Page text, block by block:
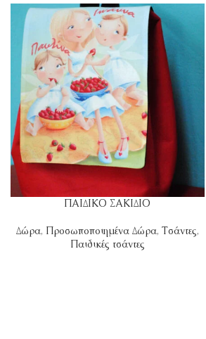
ΠΑΙΔΙΚΟ ΣΑΚΙΔΙΟ
Δώρα, Προσωποποιημένα Δώρα, Τσάντες,
Παιδικές τσάντες